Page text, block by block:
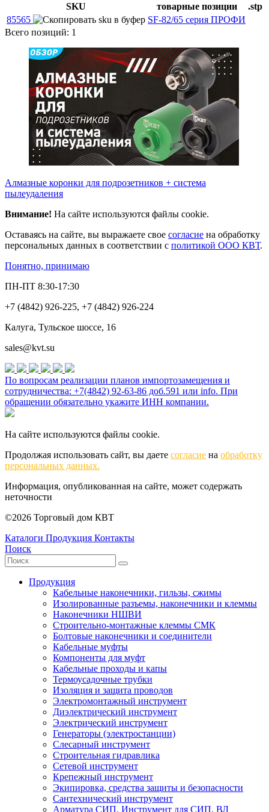
SKU
товарные позиции
.stp
85565
SF-82/65 серия ПРОФИ
Всего позиций: 1
Алмазные коронки для подрозетников + система
пылеудаления
Внимание! На сайте используются файлы cookie.
Оставаясь на сайте, вы выражаете свое согласие на обработку
персональных данных в соответствии с политикой ООО КВТ.
Понятно, принимаю
ПН-ПТ 8:30-17:30
+7 (4842) 926-225, +7 (4842) 926-224
Калуга, Тульское шоссе, 16
sales@kvt.su
По вопросам реализации планов импортозамещения и
сотрудничества: +7(4842) 92-63-86 доб.591 или info. При
обращении обязательно укажите ИНН компании.
На сайте используются файлы cookie.
Продолжая использовать сайт, вы даете согласие на обработку
персональных данных.
Информация, опубликованная на сайте, может содержать
неточности
©2026 Торговый дом КВТ
Каталоги Продукция Контакты
Поиск
Продукция
Кабельные наконечники, гильзы, сжимы
Изолированные разъемы, наконечники и клеммы
Наконечники НШВИ
Строительно-монтажные клеммы СМК
Болтовые наконечники и соединители
Кабельные муфты
Компоненты для муфт
Кабельные проходы и капы
Термоусадочные трубки
Изоляция и защита проводов
Электромонтажный инструмент
Диэлектрический инструмент
Электрический инструмент
Генераторы (электростанции)
Слесарный инструмент
Строительная гидравлика
Сетевой инструмент
Крепежный инструмент
Экипировка, средства защиты и безопасности
Сантехнический инструмент
Арматура СИП. Инструмент для СИП, ВЛ